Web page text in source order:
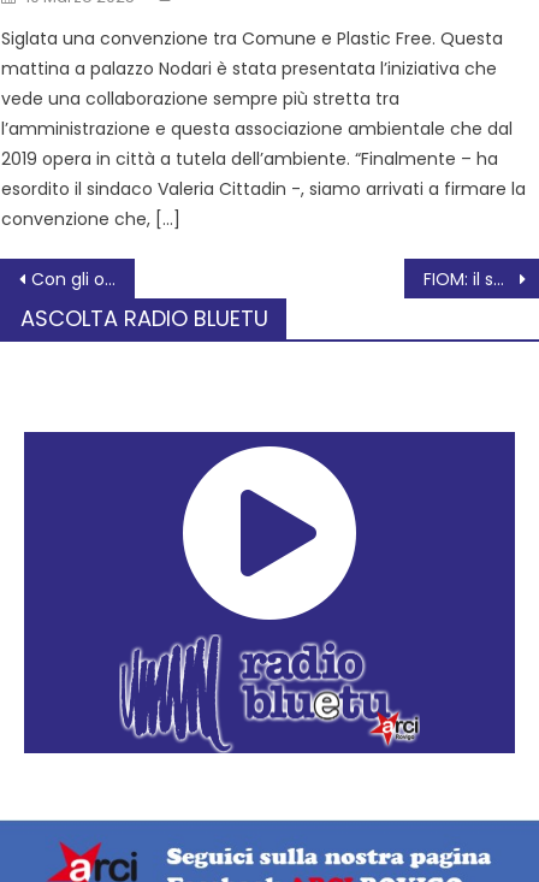
Siglata una convenzione tra Comune e Plastic Free. Questa
mattina a palazzo Nodari è stata presentata l’iniziativa che
vede una collaborazione sempre più stretta tra
l’amministrazione e questa associazione ambientale che dal
2019 opera in città a tutela dell’ambiente. “Finalmente – ha
esordito il sindaco Valeria Cittadin -, siamo arrivati a firmare la
convenzione che, […]
Con gli occhi al cielo: un viaggio tra stelle e sogni FIOM: il segretario nazionale Michele De Palma a Padova
ASCOLTA RADIO BLUETU